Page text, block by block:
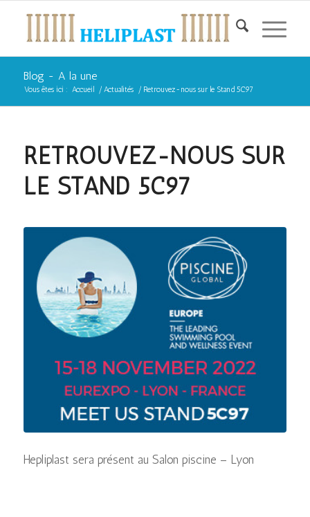
Blog - A la une
Vous êtes ici : Accueil / Actualités / Retrouvez-nous sur le Stand 5C97
RETROUVEZ-NOUS SUR
LE STAND 5C97
Hepliplast sera présent au Salon piscine – Lyon